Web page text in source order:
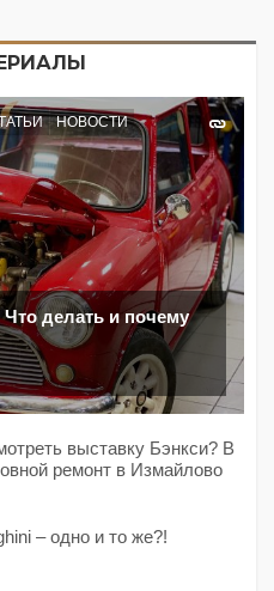
НОВОСТИ
делать и почему
выставку Бэнкси? В
ремонт в Измайлово
– одно и то же?!